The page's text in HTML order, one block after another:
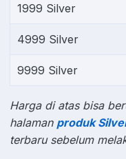
1999 Silver
4999 Silver
9999 Silver
Harga di atas bisa
halaman produk
terbaru sebelum